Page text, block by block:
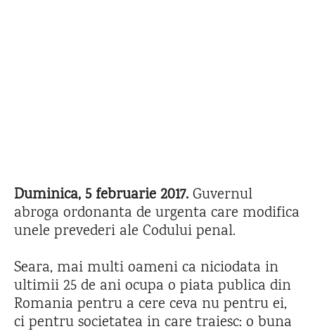
Duminica, 5 februarie 2017.Guvernul
abroga ordonanta de urgenta care modifica
unele prevederi ale Codului penal.
Seara, mai multi oameni ca niciodata in
ultimii 25 de ani ocupa o piata publica din
Romania pentru a cere ceva nu pentru ei,
ci pentru societatea in care traiesc: o buna